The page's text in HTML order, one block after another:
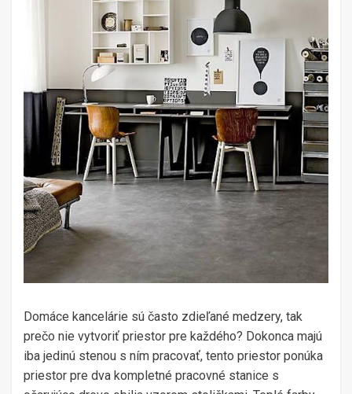
Domáce kancelárie sú často zdieľané medzery, tak
prečo nie vytvoriť priestor pre každého? Dokonca majú
iba jedinú stenou s ním pracovať, tento priestor ponúka
priestor pre dva kompletné pracovné stanice s